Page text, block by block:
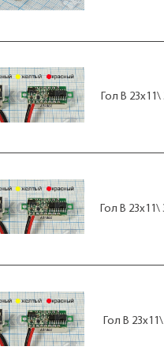
30В~
33,000В
33.00В
3В
40/60/80/100% панель
500В~
50В
50В-50
50В/100мкА
600В
600В~
7,5В
75В
Гол В
Гол В
Гол В